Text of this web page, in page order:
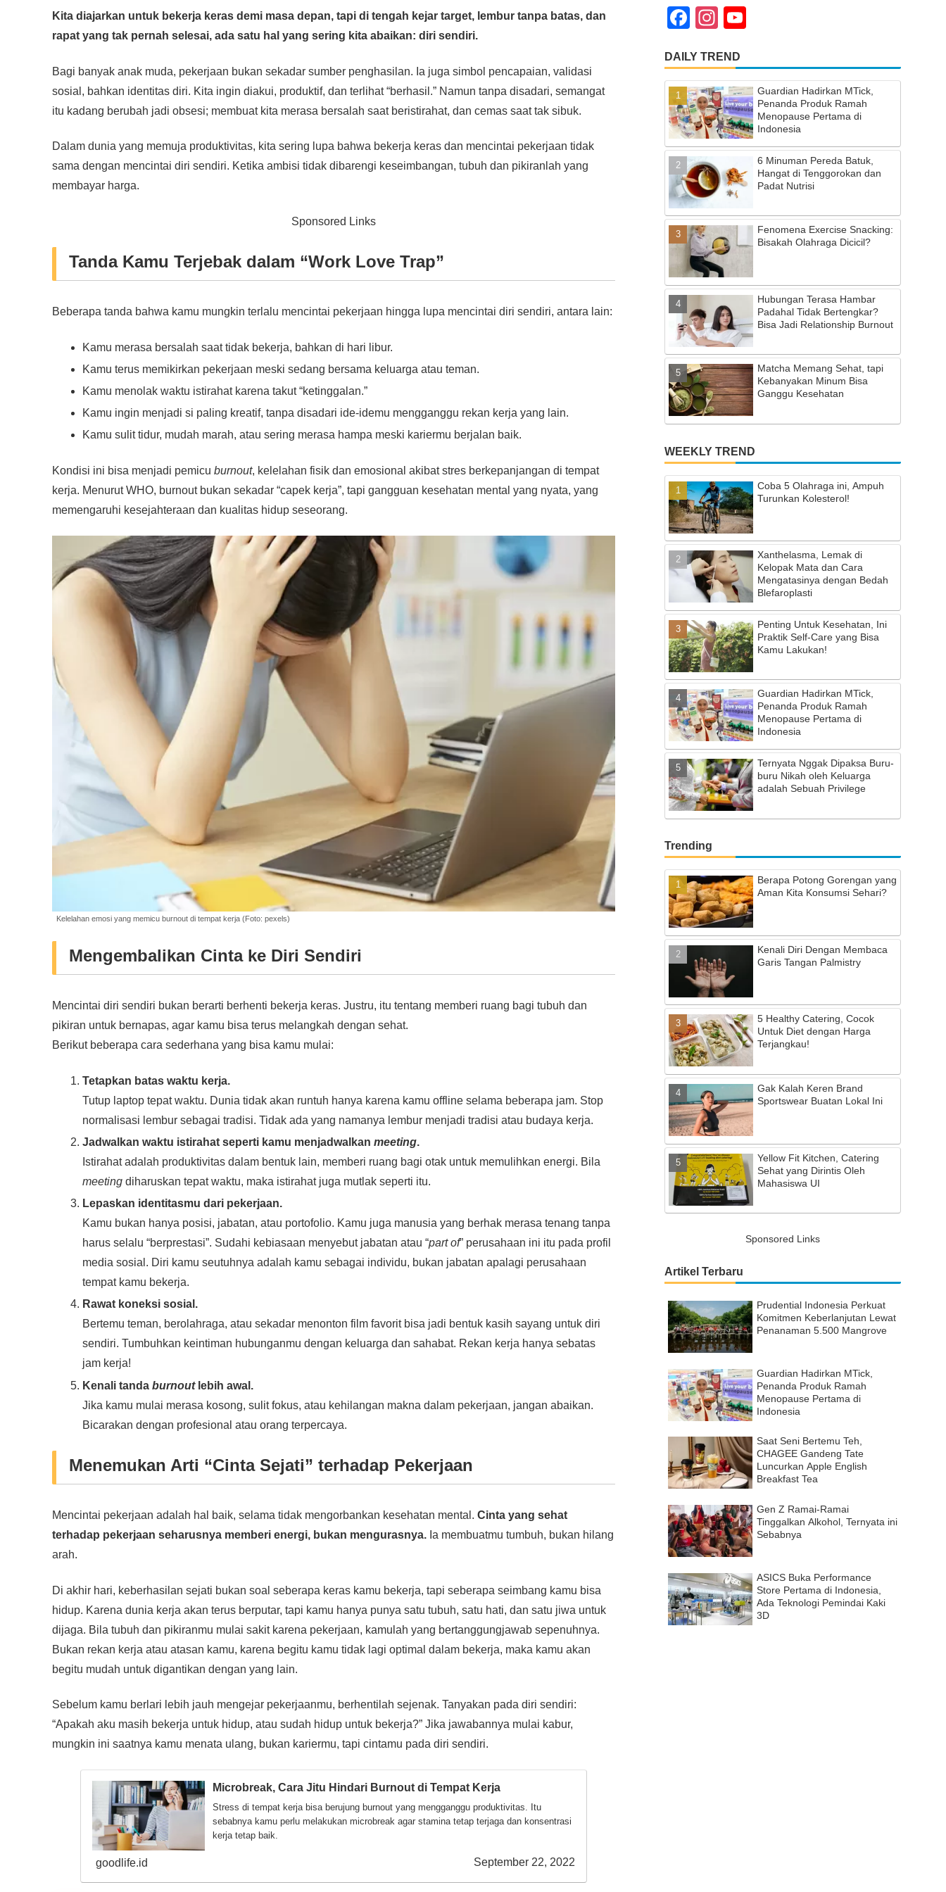
c
e
b
o
o
k
tt
er
at
s
A
p
p
e
ss
e
n
g
er
ail p
y
Li
n
k
ar
e
Kita diajarkan untuk bekerja keras demi masa depan, tapi di tengah kejar target, lembur tanpa batas, dan
rapat yang tak pernah selesai, ada satu hal yang sering kita abaikan: diri sendiri.
Bagi banyak anak muda, pekerjaan bukan sekadar sumber penghasilan. Ia juga simbol pencapaian, validasi
sosial, bahkan identitas diri. Kita ingin diakui, produktif, dan terlihat “berhasil.” Namun tanpa disadari, semangat
itu kadang berubah jadi obsesi; membuat kita merasa bersalah saat beristirahat, dan cemas saat tak sibuk.
Dalam dunia yang memuja produktivitas, kita sering lupa bahwa bekerja keras dan mencintai pekerjaan tidak
sama dengan mencintai diri sendiri. Ketika ambisi tidak dibarengi keseimbangan, tubuh dan pikiranlah yang
membayar harga.
Sponsored Links
Tanda Kamu Terjebak dalam “Work Love Trap”
Beberapa tanda bahwa kamu mungkin terlalu mencintai pekerjaan hingga lupa mencintai diri sendiri, antara lain:
Kamu merasa bersalah saat tidak bekerja, bahkan di hari libur.
Kamu terus memikirkan pekerjaan meski sedang bersama keluarga atau teman.
Kamu menolak waktu istirahat karena takut “ketinggalan.”
Kamu ingin menjadi si paling kreatif, tanpa disadari ide-idemu mengganggu rekan kerja yang lain.
Kamu sulit tidur, mudah marah, atau sering merasa hampa meski kariermu berjalan baik.
Kondisi ini bisa menjadi pemicu burnout, kelelahan fisik dan emosional akibat stres berkepanjangan di tempat
kerja. Menurut WHO, burnout bukan sekadar “capek kerja”, tapi gangguan kesehatan mental yang nyata, yang
memengaruhi kesejahteraan dan kualitas hidup seseorang.
Kelelahan emosi yang memicu burnout di tempat kerja (Foto: pexels)
Mengembalikan Cinta ke Diri Sendiri
Mencintai diri sendiri bukan berarti berhenti bekerja keras. Justru, itu tentang memberi ruang bagi tubuh dan
pikiran untuk bernapas, agar kamu bisa terus melangkah dengan sehat.
Berikut beberapa cara sederhana yang bisa kamu mulai:
Tetapkan batas waktu kerja.
Tutup laptop tepat waktu. Dunia tidak akan runtuh hanya karena kamu offline selama beberapa jam. Stop
normalisasi lembur sebagai tradisi. Tidak ada yang namanya lembur menjadi tradisi atau budaya kerja.
Jadwalkan waktu istirahat seperti kamu menjadwalkanmeeting.
Istirahat adalah produktivitas dalam bentuk lain, memberi ruang bagi otak untuk memulihkan energi. Bila
meeting diharuskan tepat waktu, maka istirahat juga mutlak seperti itu.
Lepaskan identitasmu dari pekerjaan.
Kamu bukan hanya posisi, jabatan, atau portofolio. Kamu juga manusia yang berhak merasa tenang tanpa
harus selalu “berprestasi”. Sudahi kebiasaan menyebut jabatan atau “part of” perusahaan ini itu pada profil
media sosial. Diri kamu seutuhnya adalah kamu sebagai individu, bukan jabatan apalagi perusahaan
tempat kamu bekerja.
Rawat koneksi sosial.
Bertemu teman, berolahraga, atau sekadar menonton film favorit bisa jadi bentuk kasih sayang untuk diri
sendiri. Tumbuhkan keintiman hubunganmu dengan keluarga dan sahabat. Rekan kerja hanya sebatas
jam kerja!
Kenali tandaburnoutlebih awal.
Jika kamu mulai merasa kosong, sulit fokus, atau kehilangan makna dalam pekerjaan, jangan abaikan.
Bicarakan dengan profesional atau orang terpercaya.
Menemukan Arti “Cinta Sejati” terhadap Pekerjaan
Mencintai pekerjaan adalah hal baik, selama tidak mengorbankan kesehatan mental. Cinta yang sehat
terhadap pekerjaan seharusnya memberi energi, bukan mengurasnya. Ia membuatmu tumbuh, bukan hilang
arah.
Di akhir hari, keberhasilan sejati bukan soal seberapa keras kamu bekerja, tapi seberapa seimbang kamu bisa
hidup. Karena dunia kerja akan terus berputar, tapi kamu hanya punya satu tubuh, satu hati, dan satu jiwa untuk
dijaga. Bila tubuh dan pikiranmu mulai sakit karena pekerjaan, kamulah yang bertanggungjawab sepenuhnya.
Bukan rekan kerja atau atasan kamu, karena begitu kamu tidak lagi optimal dalam bekerja, maka kamu akan
begitu mudah untuk digantikan dengan yang lain.
Sebelum kamu berlari lebih jauh mengejar pekerjaanmu, berhentilah sejenak. Tanyakan pada diri sendiri:
“Apakah aku masih bekerja untuk hidup, atau sudah hidup untuk bekerja?” Jika jawabannya mulai kabur,
mungkin ini saatnya kamu menata ulang, bukan kariermu, tapi cintamu pada diri sendiri.
Microbreak, Cara Jitu Hindari Burnout di Tempat Kerja
Stress di tempat kerja bisa berujung burnout yang mengganggu produktivitas. Itu
sebabnya kamu perlu melakukan microbreak agar stamina tetap terjaga dan konsentrasi
kerja tetap baik.
goodlife.id September 22, 2022
F
c
e
b
o
o
k
In
a
gr
a
m
u
T
u
b
e
C
h
a
n
el
DAILY TREND
Guardian Hadirkan MTick,
Penanda Produk Ramah
Menopause Pertama di
Indonesia
6 Minuman Pereda Batuk,
Hangat di Tenggorokan dan
Padat Nutrisi
Fenomena Exercise Snacking:
Bisakah Olahraga Dicicil?
Hubungan Terasa Hambar
Padahal Tidak Bertengkar?
Bisa Jadi Relationship Burnout
Matcha Memang Sehat, tapi
Kebanyakan Minum Bisa
Ganggu Kesehatan
WEEKLY TREND
Coba 5 Olahraga ini, Ampuh
Turunkan Kolesterol!
Xanthelasma, Lemak di
Kelopak Mata dan Cara
Mengatasinya dengan Bedah
Blefaroplasti
Penting Untuk Kesehatan, Ini
Praktik Self-Care yang Bisa
Kamu Lakukan!
Guardian Hadirkan MTick,
Penanda Produk Ramah
Menopause Pertama di
Indonesia
Ternyata Nggak Dipaksa Buru-
buru Nikah oleh Keluarga
adalah Sebuah Privilege
Trending
Berapa Potong Gorengan yang
Aman Kita Konsumsi Sehari?
Kenali Diri Dengan Membaca
Garis Tangan Palmistry
5 Healthy Catering, Cocok
Untuk Diet dengan Harga
Terjangkau!
Gak Kalah Keren Brand
Sportswear Buatan Lokal Ini
Yellow Fit Kitchen, Catering
Sehat yang Dirintis Oleh
Mahasiswa UI
Sponsored Links
Artikel Terbaru
Prudential Indonesia Perkuat
Komitmen Keberlanjutan Lewat
Penanaman 5.500 Mangrove
Guardian Hadirkan MTick,
Penanda Produk Ramah
Menopause Pertama di
Indonesia
Saat Seni Bertemu Teh,
CHAGEE Gandeng Tate
Luncurkan Apple English
Breakfast Tea
Gen Z Ramai-Ramai
Tinggalkan Alkohol, Ternyata ini
Sebabnya
ASICS Buka Performance
Store Pertama di Indonesia,
Ada Teknologi Pemindai Kaki
3D